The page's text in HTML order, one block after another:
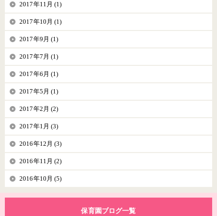
2017年11月 (1)
2017年10月 (1)
2017年9月 (1)
2017年7月 (1)
2017年6月 (1)
2017年5月 (1)
2017年2月 (2)
2017年1月 (3)
2016年12月 (3)
2016年11月 (2)
2016年10月 (5)
保育園ブログ一覧